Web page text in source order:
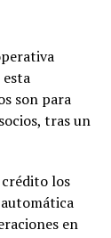
son para
tras un
crédito los
en